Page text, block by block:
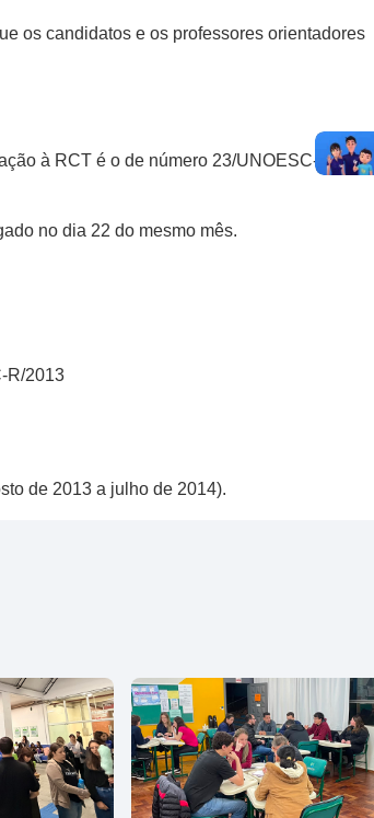
os candidatos e os professores orientadores
à RCT é o de número 23/UNOESC-R/2013
no dia 22 do mesmo mês.
R/2013
de 2013 a julho de 2014).